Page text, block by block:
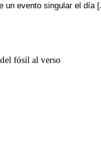
un evento singular el día